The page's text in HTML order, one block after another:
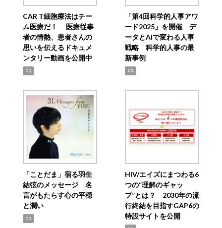
CAR T細胞療法はチー
ム医療だ！ 医療従事
者の情熱、患者さんの
思いを伝えるドキュメ
ンタリー動画を公開中
PR
「第4回科学的人事アワ
ード2025」を開催 デ
ータとAIで変わる人事
戦略 科学的人事の最
新事例
PR
「ことだま」宿る羽生
結弦のメッセージ 名
言がもたらす心の平穏
と潤い
PR
HIV/エイズにまつわる6
つの“理解のギャッ
プ”とは？ 2030年の流
行終結を目指すGAP6の
特設サイトを公開